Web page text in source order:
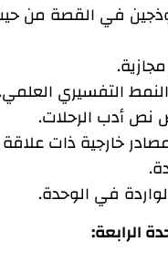
في القصة من
التفسيري العلمي.
نص أدب الرحلات.
خارجية ذات علاقة
في الوحدة.
الرابعة: